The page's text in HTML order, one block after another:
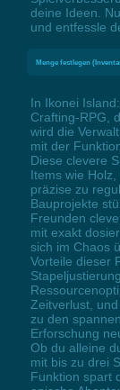
deine Ideen.
und entfessle
Menge festlegen
In Ikonei
Crafting-RPG,
wird die
mit der
Diese clevere
Items wie
präzise zu
Bauprojekte
Freunden
mit exakt
sich im Chaos
Vorteile dieser
Zeitverlust,
zu den
Erforschung
Ob du alleine
mit bis zu drei
Funktion spart